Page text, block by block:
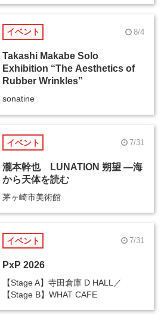
イベント 8/4
Takashi Makabe Solo
Exhibition “The Aesthetics of
Rubber Wrinkles”
sonatine
イベント 7/31
瀧本幹也 LUNATION 朔望 ―海
から天体を読む
茅ヶ崎市美術館
イベント 7/31
PxP 2026
【Stage A】寺田倉庫 D HALL／
【Stage B】WHAT CAFE